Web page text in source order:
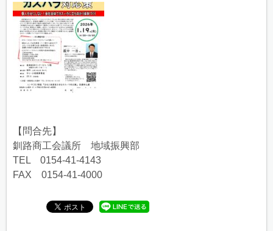
【問合先】
釧路商工会議所 地域振興部
TEL 0154-41-4143
FAX 0154-41-4000